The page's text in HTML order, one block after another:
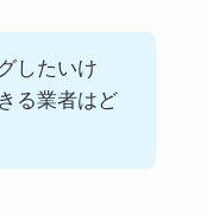
したいけ
る業者はど